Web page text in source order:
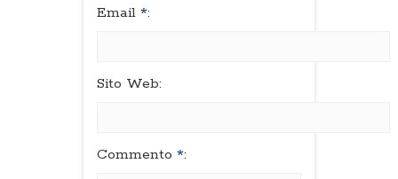
Email *:
Sito Web:
Commento *: